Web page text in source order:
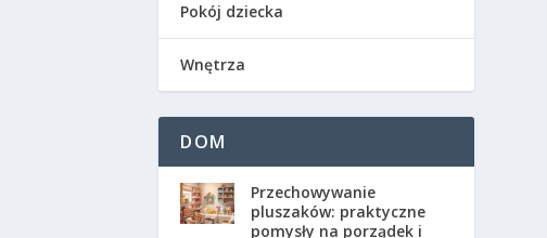
Pokój dziecka
Wnętrza
DOM
Przechowywanie
pluszaków: praktyczne
pomysły na porządek i